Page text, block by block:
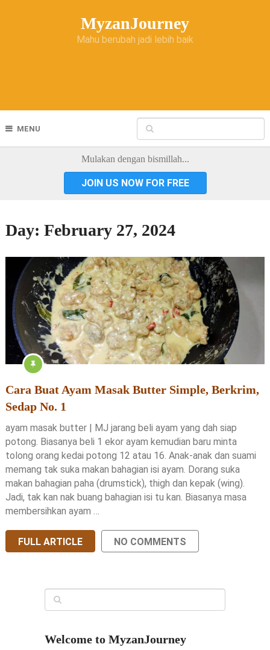
MyzanJourney
Mahu berubah jadi lebih baik
MENU
Mulakan dengan bismillah...
JOIN US NOW FOR FREE
Day: February 27, 2024
Cara Buat Ayam Masak Butter Simple, Berkrim,
Sedap No. 1
ayam masak butter | MJ jarang beli ayam yang dah siap
potong. Biasanya beli 1 ekor ayam kemudian baru minta
tolong orang kedai potong 12 atau 16. Anak-anak dan suami
memang tak suka makan bahagian isi ayam. Dorang suka
makan bahagian paha (drumstick), thigh dan kepak (wing).
Jadi, tak kan nak buang bahagian isi tu kan. Biasanya masa
membersihkan ayam …
FULL ARTICLE NO COMMENTS
Welcome to MyzanJourney